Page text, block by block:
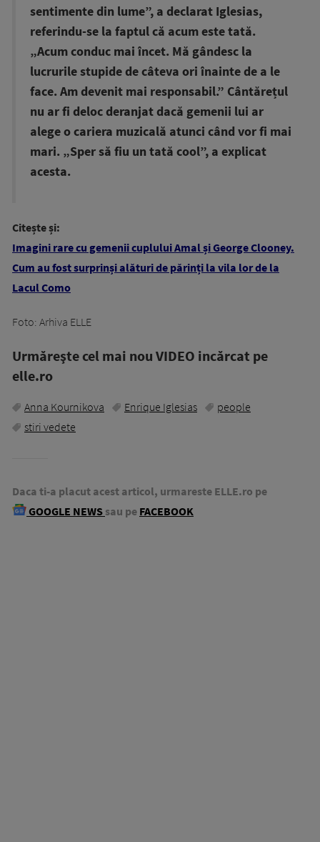
sentimente din lume”, a declarat Iglesias,
referindu-se la faptul că acum este tată.
„Acum conduc mai încet. Mă gândesc la
lucrurile stupide de câteva ori înainte de a le
face. Am devenit mai responsabil.” Cântărețul
nu ar fi deloc deranjat dacă gemenii lui ar
alege o cariera muzicală atunci când vor fi mai
mari. „Sper să fiu un tată cool”, a explicat
acesta.
Citește și:
Imagini rare cu gemenii cuplului Amal și George Clooney.
Cum au fost surprinși alături de părinți la vila lor de la
Lacul Como
Foto: Arhiva ELLE
Urmăreşte cel mai nou VIDEO incărcat pe
elle.ro
Anna Kournikova Enrique Iglesias
people
stiri vedete
Daca ti-a placut acest articol, urmareste ELLE.ro pe
GOOGLE NEWS sau pe FACEBOOK